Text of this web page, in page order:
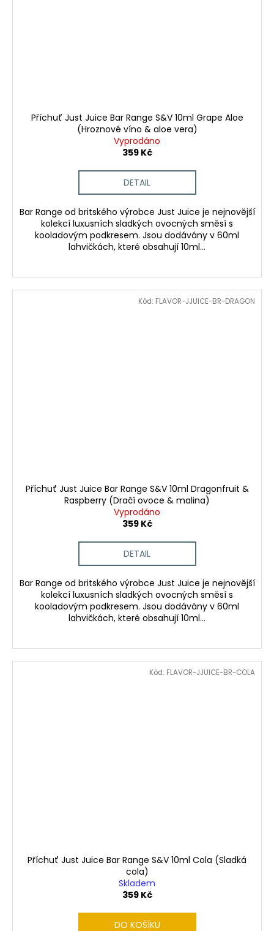
Příchuť Just Juice Bar Range S&V 10ml Grape Aloe
(Hroznové víno & aloe vera)
Vyprodáno
359 Kč
DETAIL
Bar Range od britského výrobce Just Juice je nejnovější
kolekcí luxusních sladkých ovocných směsí s
kooladovým podkresem. Jsou dodávány v 60ml
lahvičkách, které obsahují 10ml...
Příchuť Just Juice Bar Range S&V 10ml Dragonfruit &
Raspberry (Dračí ovoce & malina)
Vyprodáno
359 Kč
DETAIL
Bar Range od britského výrobce Just Juice je nejnovější
kolekcí luxusních sladkých ovocných směsí s
kooladovým podkresem. Jsou dodávány v 60ml
lahvičkách, které obsahují 10ml...
Kód: FLAVOR-JJUICE-BR-DRAGON
Příchuť Just Juice Bar Range S&V 10ml Cola (Sladká
cola)
Skladem
359 Kč
DO KOŠÍKU
Kód: FLAVOR-JJUICE-BR-COLA